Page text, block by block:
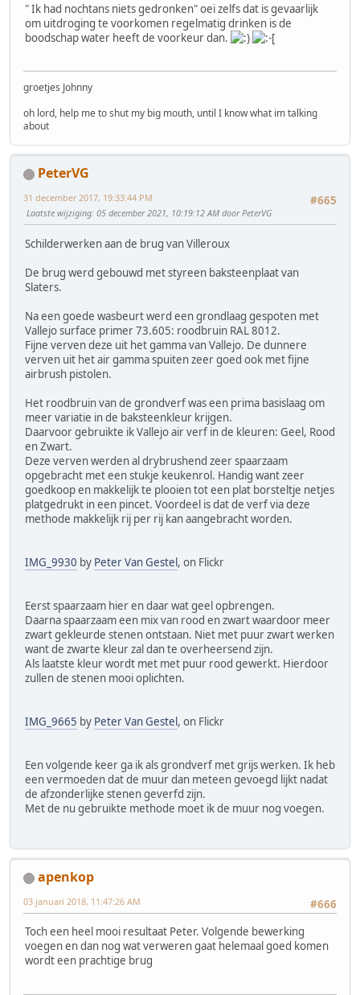
" Ik had nochtans niets gedronken" oei zelfs dat is gevaarlijk
om uitdroging te voorkomen regelmatig drinken is de
boodschap water heeft de voorkeur dan.
groetjes Johnny
oh lord, help me to shut my big mouth, until I know what im talking
about
PeterVG
#665
31 december 2017, 19:33:44 PM
Laatste wijziging: 05 december 2021, 10:19:12 AM door PeterVG
Schilderwerken aan de brug van Villeroux
De brug werd gebouwd met styreen baksteenplaat van
Slaters.
Na een goede wasbeurt werd een grondlaag gespoten met
Vallejo surface primer 73.605: roodbruin RAL 8012.
Fijne verven deze uit het gamma van Vallejo. De dunnere
verven uit het air gamma spuiten zeer goed ook met fijne
airbrush pistolen.
Het roodbruin van de grondverf was een prima basislaag om
meer variatie in de baksteenkleur krijgen.
Daarvoor gebruikte ik Vallejo air verf in de kleuren: Geel, Rood
en Zwart.
Deze verven werden al drybrushend zeer spaarzaam
opgebracht met een stukje keukenrol. Handig want zeer
goedkoop en makkelijk te plooien tot een plat borsteltje netjes
platgedrukt in een pincet. Voordeel is dat de verf via deze
methode makkelijk rij per rij kan aangebracht worden.
IMG_9930 by Peter Van Gestel, on Flickr
Eerst spaarzaam hier en daar wat geel opbrengen.
Daarna spaarzaam een mix van rood en zwart waardoor meer
zwart gekleurde stenen ontstaan. Niet met puur zwart werken
want de zwarte kleur zal dan te overheersend zijn.
Als laatste kleur wordt met met puur rood gewerkt. Hierdoor
zullen de stenen mooi oplichten.
IMG_9665 by Peter Van Gestel, on Flickr
Een volgende keer ga ik als grondverf met grijs werken. Ik heb
een vermoeden dat de muur dan meteen gevoegd lijkt nadat
de afzonderlijke stenen geverfd zijn.
Met de nu gebruikte methode moet ik de muur nog voegen.
apenkop
#666
03 januari 2018, 11:47:26 AM
Toch een heel mooi resultaat Peter. Volgende bewerking
voegen en dan nog wat verweren gaat helemaal goed komen
wordt een prachtige brug